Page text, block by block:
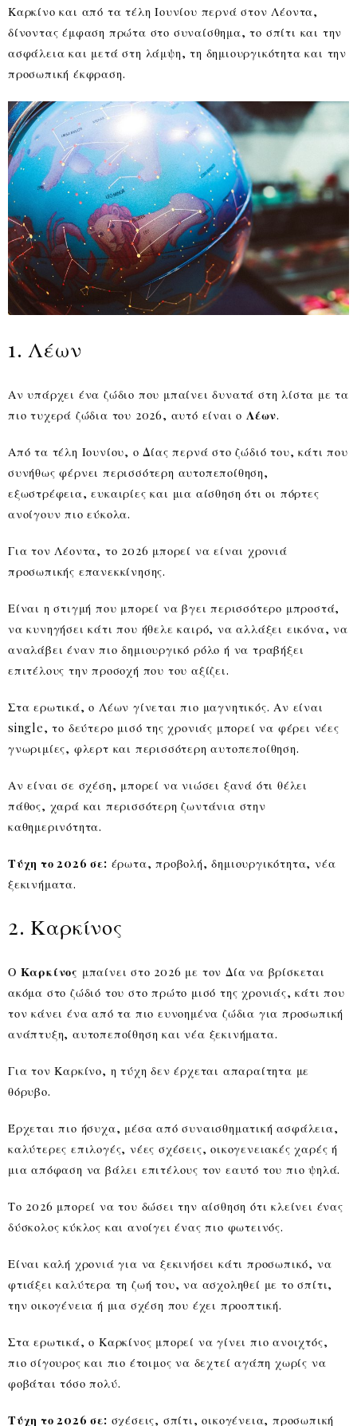
Καρκίνο και από τα τέλη Ιουνίου περνά στον Λέοντα,
δίνοντας έμφαση πρώτα στο συναίσθημα, το σπίτι και την
ασφάλεια και μετά στη λάμψη, τη δημιουργικότητα και την
προσωπική έκφραση.
1. Λέων
Αν υπάρχει ένα ζώδιο που μπαίνει δυνατά στη λίστα με τα
πιο τυχερά ζώδια του 2026, αυτό είναι ο Λέων.
Από τα τέλη Ιουνίου, ο Δίας περνά στο ζώδιό του, κάτι που
συνήθως φέρνει περισσότερη αυτοπεποίθηση,
εξωστρέφεια, ευκαιρίες και μια αίσθηση ότι οι πόρτες
ανοίγουν πιο εύκολα.
Για τον Λέοντα, το 2026 μπορεί να είναι χρονιά
προσωπικής επανεκκίνησης.
Είναι η στιγμή που μπορεί να βγει περισσότερο μπροστά,
να κυνηγήσει κάτι που ήθελε καιρό, να αλλάξει εικόνα, να
αναλάβει έναν πιο δημιουργικό ρόλο ή να τραβήξει
επιτέλους την προσοχή που του αξίζει.
Στα ερωτικά, ο Λέων γίνεται πιο μαγνητικός. Αν είναι
single, το δεύτερο μισό της χρονιάς μπορεί να φέρει νέες
γνωριμίες, φλερτ και περισσότερη αυτοπεποίθηση.
Αν είναι σε σχέση, μπορεί να νιώσει ξανά ότι θέλει
πάθος, χαρά και περισσότερη ζωντάνια στην
καθημερινότητα.
Τύχη το 2026 σε: έρωτα, προβολή, δημιουργικότητα, νέα
ξεκινήματα.
2. Καρκίνος
Ο Καρκίνος μπαίνει στο 2026 με τον Δία να βρίσκεται
ακόμα στο ζώδιό του στο πρώτο μισό της χρονιάς, κάτι που
τον κάνει ένα από τα πιο ευνοημένα ζώδια για προσωπική
ανάπτυξη, αυτοπεποίθηση και νέα ξεκινήματα.
Για τον Καρκίνο, η τύχη δεν έρχεται απαραίτητα με
θόρυβο.
Έρχεται πιο ήσυχα, μέσα από συναισθηματική ασφάλεια,
καλύτερες επιλογές, νέες σχέσεις, οικογενειακές χαρές ή
μια απόφαση να βάλει επιτέλους τον εαυτό του πιο ψηλά.
Το 2026 μπορεί να του δώσει την αίσθηση ότι κλείνει ένας
δύσκολος κύκλος και ανοίγει ένας πιο φωτεινός.
Είναι καλή χρονιά για να ξεκινήσει κάτι προσωπικό, να
φτιάξει καλύτερα τη ζωή του, να ασχοληθεί με το σπίτι,
την οικογένεια ή μια σχέση που έχει προοπτική.
Στα ερωτικά, ο Καρκίνος μπορεί να γίνει πιο ανοιχτός,
πιο σίγουρος και πιο έτοιμος να δεχτεί αγάπη χωρίς να
φοβάται τόσο πολύ.
Τύχη το 2026 σε: σχέσεις, σπίτι, οικογένεια, προσωπική